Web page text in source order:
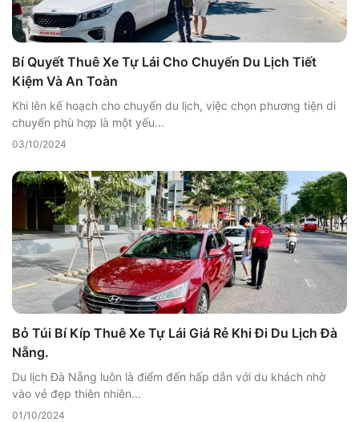
Bí Quyết Thuê Xe Tự Lái Cho Chuyến Du Lịch Tiết
Kiệm Và An Toàn
Khi lên kế hoạch cho chuyến du lịch, việc chọn phương tiện di
chuyển phù hợp là một yếu...
03/10/2024
Bỏ Túi Bí Kíp Thuê Xe Tự Lái Giá Rẻ Khi Đi Du Lịch Đà
Nẵng.
Du lịch Đà Nẵng luôn là điểm đến hấp dẫn với du khách nhờ
vào vẻ đẹp thiên nhiên...
01/10/2024